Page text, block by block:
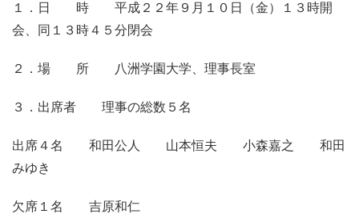
１．日 時 平成２２年９月１０日（金）１３時開
会、同１３時４５分閉会
２．場 所 八洲学園大学、理事長室
３．出席者 理事の総数５名
出席４名 和田公人 山本恒夫 小森嘉之 和田
みゆき
欠席１名 吉原和仁